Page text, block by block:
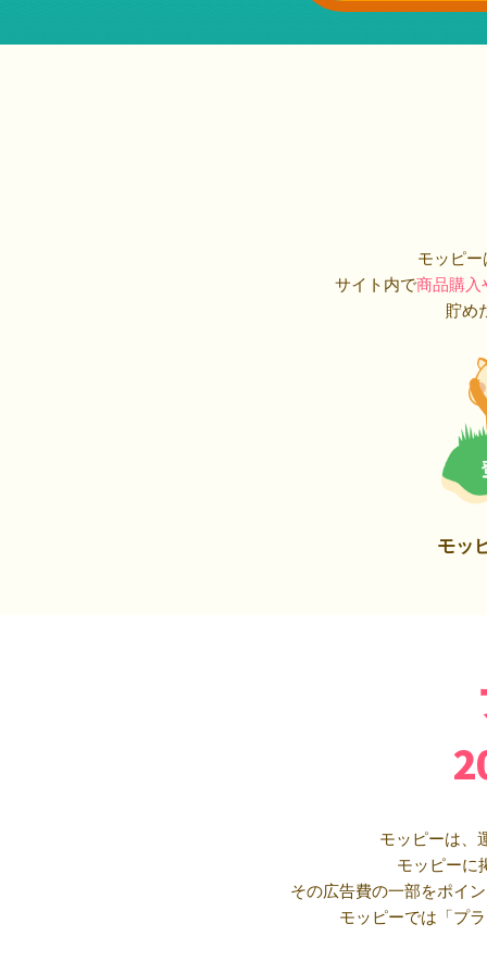
モッピ
サイト内で商品購入
貯め
モッ
モッピーは、
モッピーに
その広告費の一部をポイ
モッピーでは「プ